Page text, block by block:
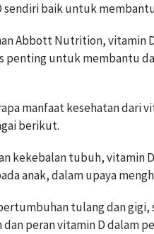
sendiri baik untuk
Abbott Nutrition, vitamin
penting untuk membantu
manfaat kesehatan dari
berikut.
kekebalan tubuh, vitamin
anak, dalam upaya
tulang dan gigi,
peran vitamin D dalam